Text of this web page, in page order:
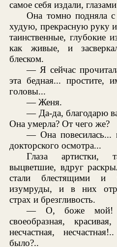
самое себя издали,
Она томно подняла
худую, прекрасную руку
таинственные, глубокие
как живые, и
блеском.
— Я сейчас
эта бедная... простите,
головы...
— Женя.
— Да-да, благодарю
Она умерла? От чего же?
— Она повесилась...
докторского осмотра...
Глаза артистки,
выцветшие, вдруг
стали блестящими и
изумруды, и в них
страх и брезгливость.
— О, боже мой!
своеобразная,
несчастная,
было?..